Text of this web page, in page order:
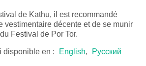
de Kathu, il est recommandé
vestimentaire décente et de se munir
Festival de Por Tor.
disponible en : English Русский